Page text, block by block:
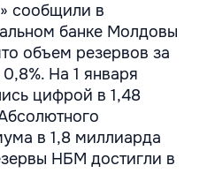
в
банке Молдовы
объем резервов за
На 1 января
цифрой в 1,48
в 1,8 миллиарда
НБМ достигли в